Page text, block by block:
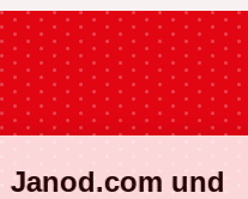
Janod.com und